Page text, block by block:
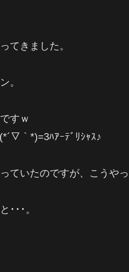
てきました。
。
すｗ
｀*)=3ﾊｱｰﾃﾞﾘｼｬｽ♪
ていたのですが、こうや
･･･。